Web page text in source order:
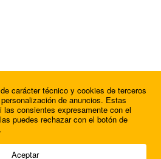
IP, SL.
carácter técnico y cookies de terceros
de anuncios. Estas
consientes expresamente con el
puedes rechazar con el botón de
.
Aceptar